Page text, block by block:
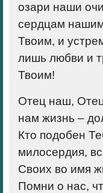
озари наши
сердцам
Твоим, и
лишь любви и
Твоим!
Отец наш,
нам жизнь –
Кто подобен
милосердия,
Своих во имя
Помни о нас,